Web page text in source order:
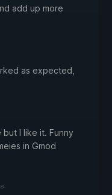
add up more
as expected,
I like it. Funny
in Gmod